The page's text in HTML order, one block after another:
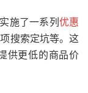
施了一系列 优惠
搜索定坑等。这
供更低的商品价